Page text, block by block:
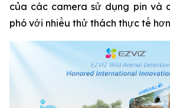
của các camera sử dụng pin và
phó với nhiều thử thách thực tế